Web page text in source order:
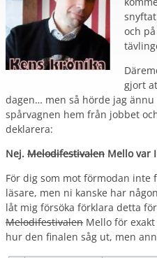
och
gjort
dagen… men så hörde jag ännu
spårvagnen hem från jobbet
deklarera:
Nej. Melodifestivalen Mello var
För dig som mot förmodan inte
läsare, men ni kanske har
låt mig försöka förklara detta
Melodifestivalen Mello för
hur den finalen såg ut, men